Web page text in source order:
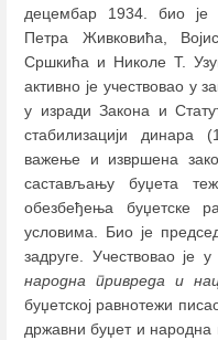
децембар 1934. био је
Петра Живковића,
Сршкића и Николе Т.
активно је учествовао у
у изради Закона и
стабилизацији динара
важење и извршена
састављању буџета
обезбеђења буџетске
условима. Био је
задруге. Учествовао је у
народна привреда и
буџетској равнотежи
државни буџет и народна